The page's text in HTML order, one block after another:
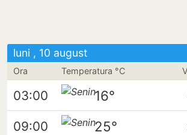
luni , 10 august
Ora Temperatura °C
03:00 16°
09:00 25°